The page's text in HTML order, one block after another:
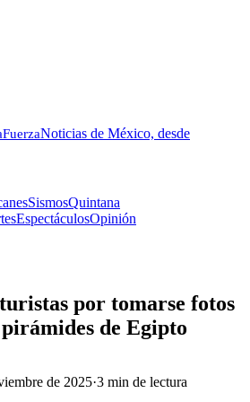
FuerzaNoticias de México, desde
SismosQuintana
EspectáculosOpinión
por tomarse fotos
pirámides de Egipto
de 2025·3 min de lectura